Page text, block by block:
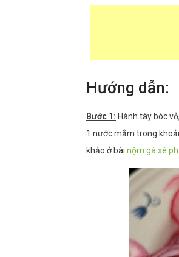
Hướng dẫn:
Bước 1: Hành tây bóc
1 nước mắm trong
khảo ở bài nộm gà xé